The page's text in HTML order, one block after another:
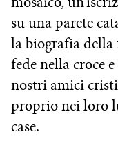
su una parete
la biografia della
fede nella croce
nostri amici
proprio nei loro
case.